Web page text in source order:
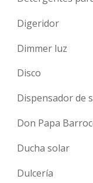
Digeridor
Dimmer luz
Disco
Don Papa
Ducha solar
Dulcería